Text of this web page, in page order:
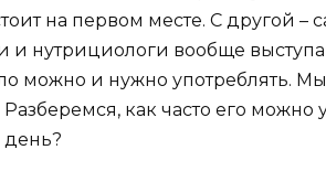
на первом месте. С другой –
и нутрициологи вообще
можно и нужно употреблять.
Разберемся, как часто его
день?